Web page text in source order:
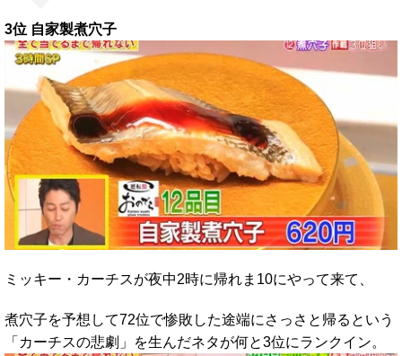
3位 自家製煮穴子
ミッキー・カーチスが夜中2時に帰れま10にやって来て、
煮穴子を予想して72位で惨敗した途端にさっさと帰るという
「カーチスの悲劇」を生んだネタが何と3位にランクイン。